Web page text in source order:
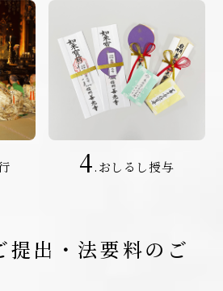
4.おしるし授与
提出・法要料のご